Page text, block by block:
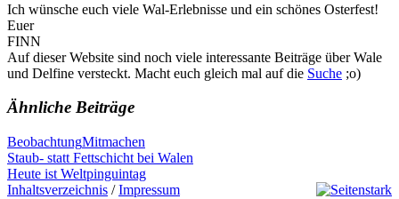
Ich wünsche euch viele Wal-Erlebnisse und ein schönes Osterfest!
Euer
FINN
Auf dieser Website sind noch viele interessante Beiträge über Wale
und Delfine versteckt. Macht euch gleich mal auf die Suche ;o)
Ähnliche Beiträge
BeobachtungMitmachen
Beitragsnavigation
Previous
Post:
Staub- statt Fettschicht bei Walen
Next
Post:
Heute ist Weltpinguintag
Inhaltsverzeichnis /Impressum